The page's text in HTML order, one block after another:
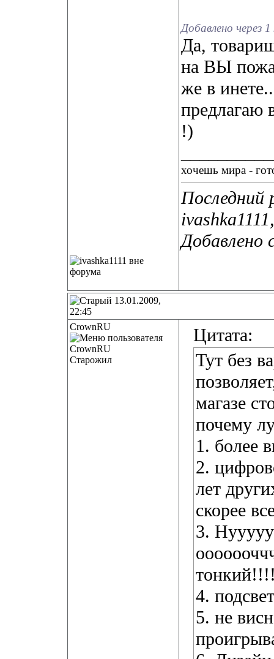
Добавлено через
Да,
на ВЫ
же в
предлагаю
!)
хочешь мира -
Последний
Добавлено
13.01.2009,
22:45
CrownRU
Старожил
Цитата:
Тут без
магазе
почему
1. более
2.
лет
скорее
3.
4.
5. не